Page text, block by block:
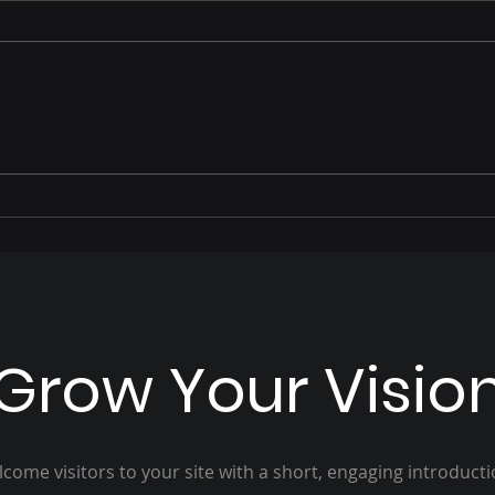
ambiente favorável ao
Your
visitors to your site with a short, engaging